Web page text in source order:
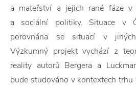
a mateřství a jejich rané fáze v
a sociální politiky. Situace v
porovnána se situací v
Výzkumný projekt vychází z
reality autorů Bergera a
bude studováno v kontextech